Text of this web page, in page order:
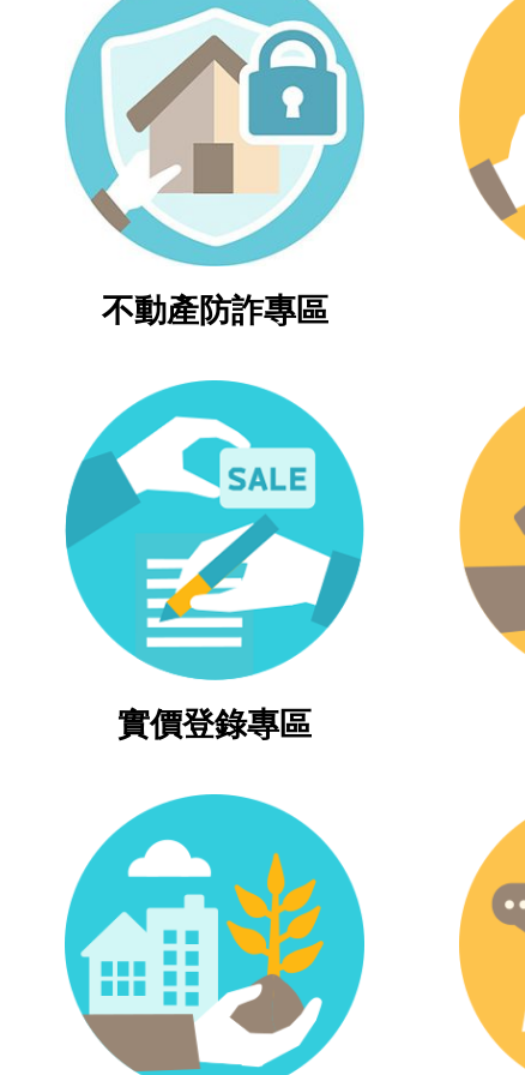
不動產防詐專區
實價登錄專區